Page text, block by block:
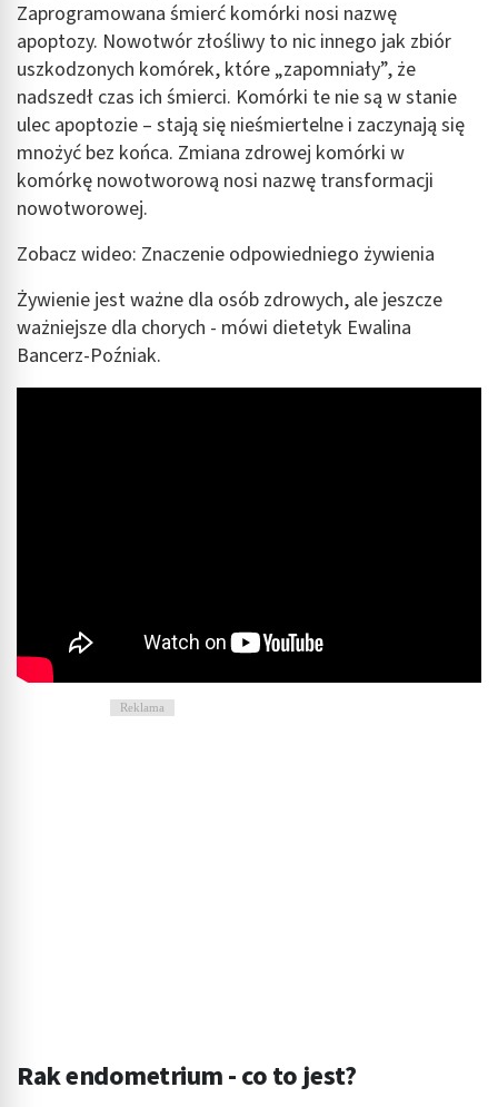
Zaprogramowana śmierć komórki nosi nazwę
apoptozy. Nowotwór złośliwy to nic innego jak zbiór
uszkodzonych komórek, które „zapomniały”, że
nadszedł czas ich śmierci. Komórki te nie są w stanie
ulec apoptozie – stają się nieśmiertelne i zaczynają się
mnożyć bez końca. Zmiana zdrowej komórki w
komórkę nowotworową nosi nazwę transformacji
nowotworowej.
Zobacz wideo: Znaczenie odpowiedniego żywienia
Żywienie jest ważne dla osób zdrowych, ale jeszcze
ważniejsze dla chorych - mówi dietetyk Ewalina
Bancerz-Poźniak.
Reklama
Rak endometrium - co to jest?